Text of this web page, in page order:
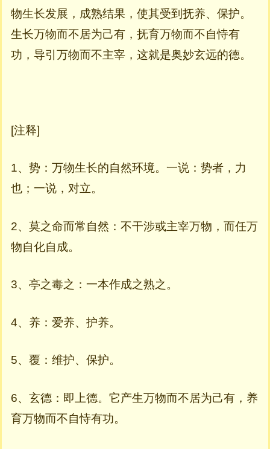
物生长发展，成熟结果，使其受到抚养、保护。
生长万物而不居为己有，抚育万物而不自恃有
功，导引万物而不主宰，这就是奥妙玄远的德。
[注释]
1、势：万物生长的自然环境。一说：势者，力
也；一说，对立。
2、莫之命而常自然：不干涉或主宰万物，而任万
物自化自成。
3、亭之毒之：一本作成之熟之。
4、养：爱养、护养。
5、覆：维护、保护。
6、玄德：即上德。它产生万物而不居为己有，养
育万物而不自恃有功。